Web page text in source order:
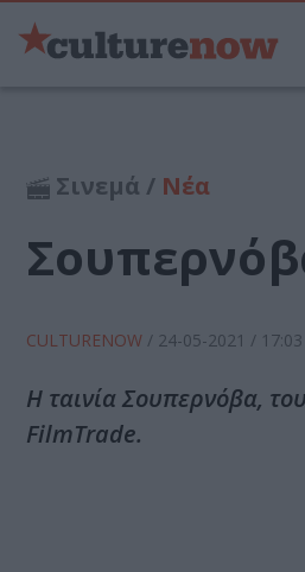
Σινεμά / Νέα
CULTURENOW / 24-05-2021 / 17:03
Η ταινία Σουπερνόβα,
FilmTrade.